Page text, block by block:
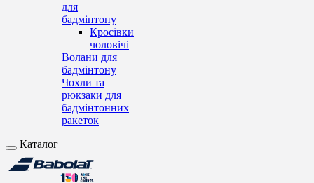
для
бадмінтону
Кросівки
чоловічі
Волани для
бадмінтону
Чохли та
рюкзаки для
бадмінтонних
ракеток
Каталог